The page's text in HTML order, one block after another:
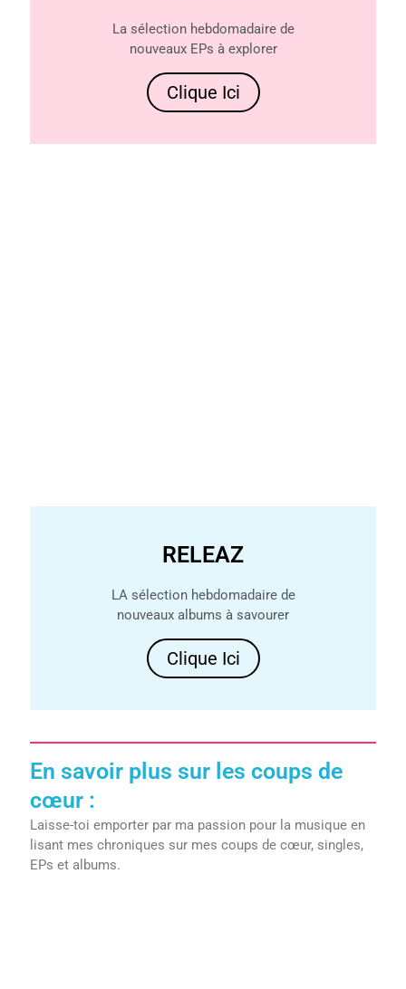
La sélection hebdomadaire de
nouveaux EPs à explorer
Clique Ici
RELEAZ
LA sélection hebdomadaire de
nouveaux albums à savourer
Clique Ici
En savoir plus sur les coups de
cœur :
Laisse-toi emporter par ma passion pour la musique en
lisant mes chroniques sur mes coups de cœur, singles,
EPs et albums.